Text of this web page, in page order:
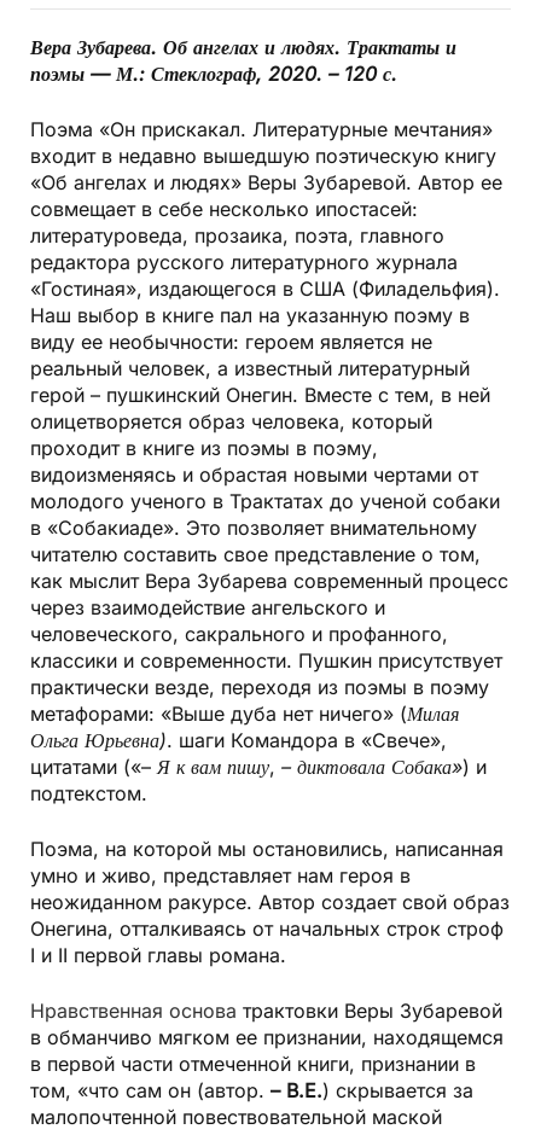
Вера Зубарева. Об ангелах и людях. Трактаты и
поэмы — М.: Стеклограф, 2020. – 120 с.
Поэма «Он прискакал. Литературные мечтания»
входит в недавно вышедшую поэтическую книгу
«Об ангелах и людях» Веры Зубаревой. Автор ее
совмещает в себе несколько ипостасей:
литературоведа, прозаика, поэта, главного
редактора русского литературного журнала
«Гостиная», издающегося в США (Филадельфия).
Наш выбор в книге пал на указанную поэму в
виду ее необычности: героем является не
реальный человек, а известный литературный
герой – пушкинский Онегин. Вместе с тем, в ней
олицетворяется образ человека, который
проходит в книге из поэмы в поэму,
видоизменяясь и обрастая новыми чертами от
молодого ученого в Трактатах до ученой собаки
в «Собакиаде». Это позволяет внимательному
читателю составить свое представление о том,
как мыслит Вера Зубарева современный процесс
через взаимодействие ангельского и
человеческого, сакрального и профанного,
классики и современности. Пушкин присутствует
практически везде, переходя из поэмы в поэму
метафорами: «Выше дуба нет ничего» (Милая
Ольга Юрьевна). шаги Командора в «Свече»,
цитатами («–Я к вам пишу, –диктовала Собака») и
подтекстом.
Поэма, на которой мы остановились, написанная
умно и живо, представляет нам героя в
неожиданном ракурсе. Автор создает свой образ
Онегина, отталкиваясь от начальных строк строф
I и II первой главы романа.
Нравственная основа трактовки Веры Зубаревой
в обманчиво мягком ее признании, находящемся
в первой части отмеченной книги, признании в
том, «что сам он (автор. – В.Е.) скрывается за
малопочтенной повествовательной маской